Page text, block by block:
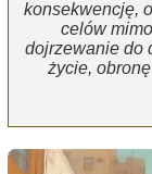
konsekwencję,
celów
dojrzewanie do
życie,